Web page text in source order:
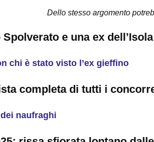
Dello stesso argomento
Spolverato e una ex
chi è stato visto l’ex gieffino
completa di tutti i
naufraghi